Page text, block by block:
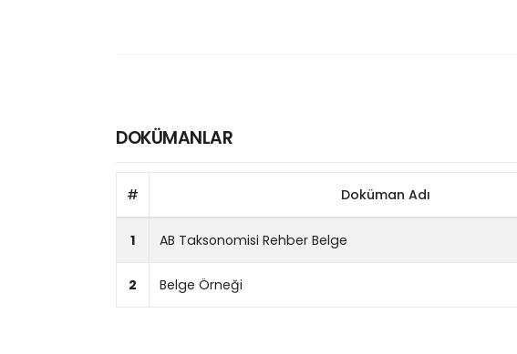
DOKÜMANLAR
# Doküman Adı
1 AB Taksonomisi Rehber Belge
2 Belge Örneği